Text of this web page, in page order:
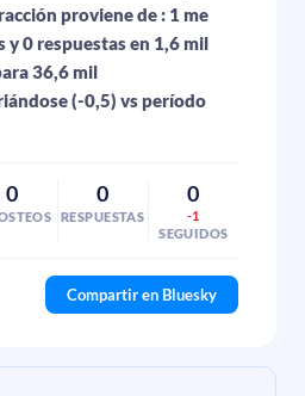
proviene de : 1 me
y 0 respuestas en 1,6 mil
36,6 mil
(-0,5) vs período
0 0
RESPUESTAS
0
-1
SEGUIDOS
Compartir en Bluesky